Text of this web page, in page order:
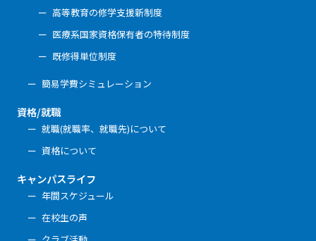
高等教育の修学支援新制度
医療系国家資格保有者の特待制度
既修得単位制度
簡易学費シミュレーション
資格/就職
就職(就職率、就職先)について
資格について
キャンパスライフ
年間スケジュール
在校生の声